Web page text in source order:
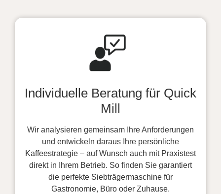
Individuelle Beratung für Quick
Mill
Wir analysieren gemeinsam Ihre Anforderungen
und entwickeln daraus Ihre persönliche
Kaffeestrategie – auf Wunsch auch mit Praxistest
direkt in Ihrem Betrieb. So finden Sie garantiert
die perfekte Siebträgermaschine für
Gastronomie, Büro oder Zuhause.